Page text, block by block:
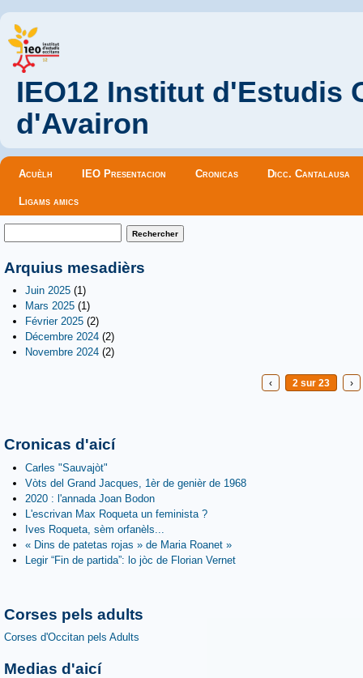
IEO12 Institut d'Estudis
d'Avairon
Menu principal
Acuèlh IEO Presentacion Cronicas Dicc. Cantalausa
Ligams amics
Formulaire de recherche
Arquius mesadièrs
Juin 2025 (1)
Mars 2025 (1)
Février 2025 (2)
Décembre 2024 (2)
Novembre 2024 (2)
‹ 2 sur 23 ›
Cronicas d'aicí
Carles "Sauvajòt"
Vòts del Grand Jacques, 1èr de genièr de 1968
2020 : l'annada Joan Bodon
L'escrivan Max Roqueta un feminista ?
Ives Roqueta, sèm orfanèls...
« Dins de patetas rojas » de Maria Roanet »
Legir “Fin de partida”: lo jòc de Florian Vernet
Corses pels adults
Corses d'Occitan pels Adults
Medias d'aicí